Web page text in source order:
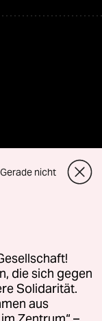
für Genehmigungen
Richtlinien
Gerade nicht
die sich gegen
Solidarität.
aus